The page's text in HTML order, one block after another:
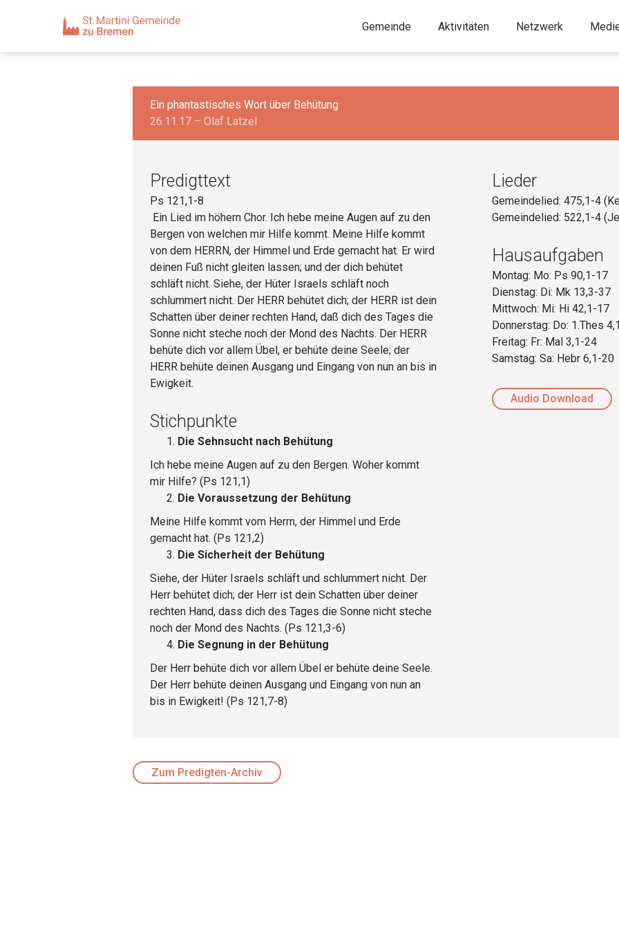
Gemeinde Aktivitäten Netzwerk
Ein phantastisches Wort über Behütung
26.11.17 – Olaf Latzel
Predigttext
Ps 121,1-8
Ein Lied im höhern Chor. Ich hebe meine Augen auf zu den
Bergen von welchen mir Hilfe kommt. Meine Hilfe kommt
von dem HERRN, der Himmel und Erde gemacht hat. Er wird
deinen Fuß nicht gleiten lassen; und der dich behütet
schläft nicht. Siehe, der Hüter Israels schläft noch
schlummert nicht. Der HERR behütet dich; der HERR ist dein
Schatten über deiner rechten Hand, daß dich des Tages die
Sonne nicht steche noch der Mond des Nachts. Der HERR
behüte dich vor allem Übel, er behüte deine Seele; der
HERR behüte deinen Ausgang und Eingang von nun an bis in
Ewigkeit.
Stichpunkte
Die Sehnsucht nach Behütung
Ich hebe meine Augen auf zu den Bergen. Woher kommt
mir Hilfe? (Ps 121,1)
Die Voraussetzung der Behütung
Meine Hilfe kommt vom Herrn, der Himmel und Erde
gemacht hat. (Ps 121,2)
Die Sicherheit der Behütung
Siehe, der Hüter Israels schläft und schlummert nicht. Der
Herr behütet dich; der Herr ist dein Schatten über deiner
rechten Hand, dass dich des Tages die Sonne nicht steche
noch der Mond des Nachts. (Ps 121,3-6)
Die Segnung in der Behütung
Der Herr behüte dich vor allem Übel er behüte deine Seele.
Der Herr behüte deinen Ausgang und Eingang von nun an
bis in Ewigkeit! (Ps 121,7-8)
Lieder
Gemeindelied: 475,1-4
Gemeindelied: 522,1-4
Hausaufgaben
Montag: Mo: Ps 90,1-17
Dienstag: Di: Mk 13,3-37
Mittwoch: Mi: Hi 42,1-17
Donnerstag: Do: 1.Thes
Freitag: Fr: Mal 3,1-24
Samstag: Sa: Hebr 6,1-20
Audio Download
Zum Predigten-Archiv